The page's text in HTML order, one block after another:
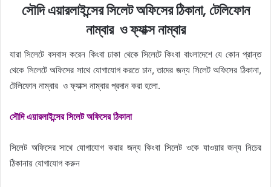
সৌদি এয়ারলাইন্সের সিলেট অফিসের ঠিকানা, টেলিফোন
নাম্বার ও ফ্যাক্স নাম্বার
যারা সিলেটে বসবাস করেন কিংবা ঢাকা থেকে সিলেটে কিংবা বাংলাদেশে যে কোন প্রান্ত
থেকে সিলেটে অফিসের সাথে যোগাযোগ করতে চান, তাদের জন্য সিলেট অফিসের ঠিকানা,
টেলিফোন নাম্বার ও ফ্যাক্স নাম্বার প্রদান করা হলো.
সৌদি এয়ারলাইন্সের সিলেট অফিসের ঠিকানা
সিলেট অফিসের সাথে যোগাযোগ করার জন্য কিংবা সিলেট ওকে যাওয়ার জন্য নিচের
ঠিকানায় যোগাযোগ করুন